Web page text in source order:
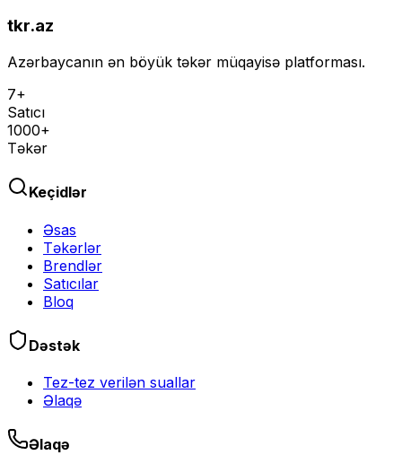
tkr.az
Azərbaycanın ən böyük təkər müqayisə platforması.
7+
Satıcı
1000+
Təkər
Keçidlər
Əsas
Təkərlər
Brendlər
Satıcılar
Bloq
Dəstək
Tez-tez verilən suallar
Əlaqə
Əlaqə